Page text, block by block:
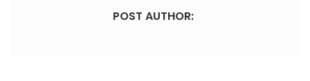
POST AUTHOR: